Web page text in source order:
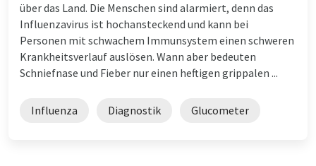
über das Land. Die Menschen sind alarmiert, denn das
Influenzavirus ist hochansteckend und kann bei
Personen mit schwachem Immunsystem einen schweren
Krankheitsverlauf auslösen. Wann aber bedeuten
Schniefnase und Fieber nur einen heftigen grippalen ...
Influenza Diagnostik Glucometer